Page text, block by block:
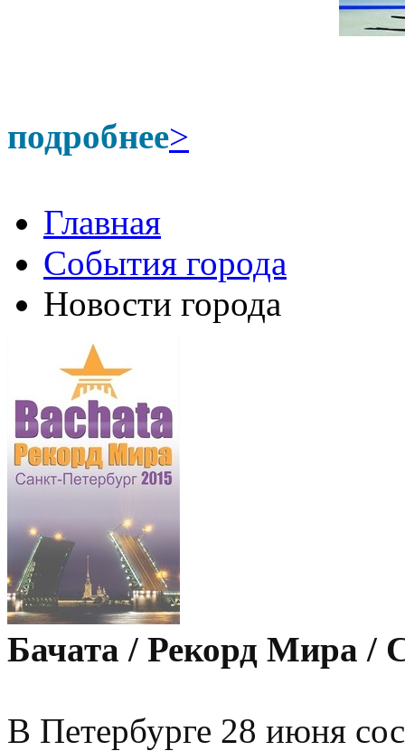
подробнее>
Главная
События города
Новости города
Бачата / Рекорд Мира /
В Петербурге 28 июня